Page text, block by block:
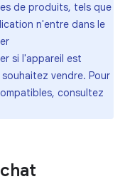
de produits, tels que
n'entre dans le
si l'appareil est
vendre. Pour
consultez